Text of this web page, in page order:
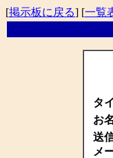
[掲示板に戻る] [一覧
タ
お
送
メ